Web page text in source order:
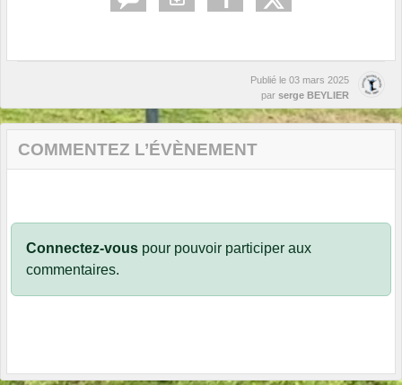
Publié le 03 mars 2025
par serge BEYLIER
COMMENTEZ L’ÉVÈNEMENT
Connectez-vous pour pouvoir participer aux
commentaires.